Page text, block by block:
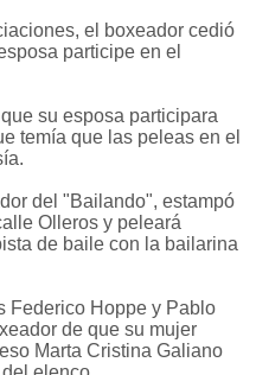
el boxeador cedió
participe en el
su esposa participara
temía que las peleas en el
del "Bailando", estampó
Olleros y peleará
de baile con la bailarina
Federico Hoppe y Pablo
de que su mujer
Marta Cristina Galiano